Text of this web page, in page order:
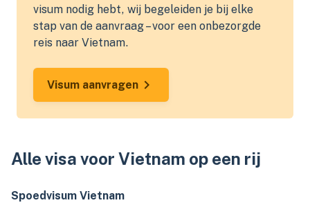
visum nodig hebt, wij begeleiden je bij elke
stap van de aanvraag – voor een onbezorgde
reis naar Vietnam.
Visum aanvragen
Alle visa voor Vietnam op een rij
Spoedvisum Vietnam